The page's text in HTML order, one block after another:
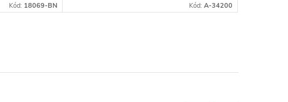
Kód: 18069-BN Kód: A-34200